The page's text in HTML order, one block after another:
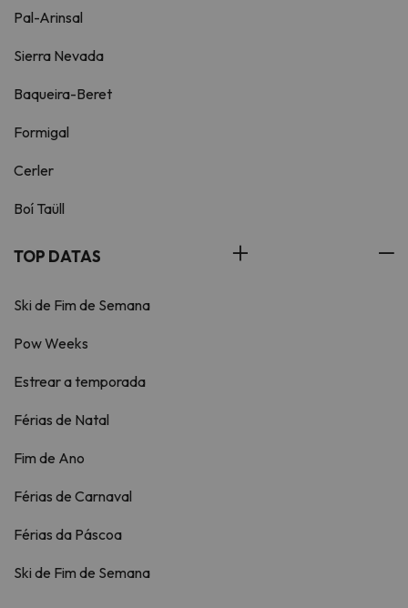
Pal-Arinsal
Sierra Nevada
Baqueira-Beret
Formigal
Cerler
Boí Taüll
TOP DATAS
Ski de Fim de Semana
Pow Weeks
Estrear a temporada
Férias de Natal
Fim de Ano
Férias de Carnaval
Férias da Páscoa
Ski de Fim de Semana